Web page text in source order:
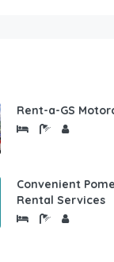
Rent-a-GS
Convenient
Rental Services